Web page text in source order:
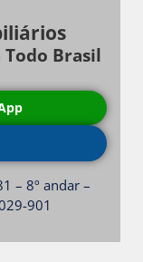
Brasil
– 8º andar –
901